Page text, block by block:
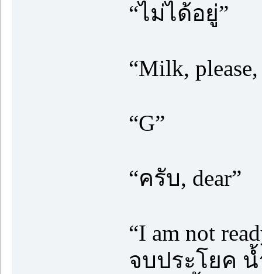
“ไม่ได้อยู่”
“Milk,
“G”
“ครับ, dear”
“I am not
จบประโยค